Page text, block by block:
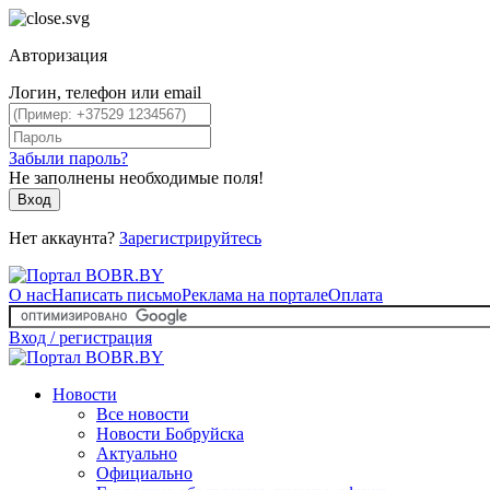
Авторизация
Логин, телефон или email
Забыли пароль?
Не заполнены необходимые поля!
Вход
Нет аккаунта? Зарегистрируйтесь
О насНаписать письмоРеклама на порталеОплата
Вход / регистрация
Новости
Все новости
Новости Бобруйска
Актуально
Официально